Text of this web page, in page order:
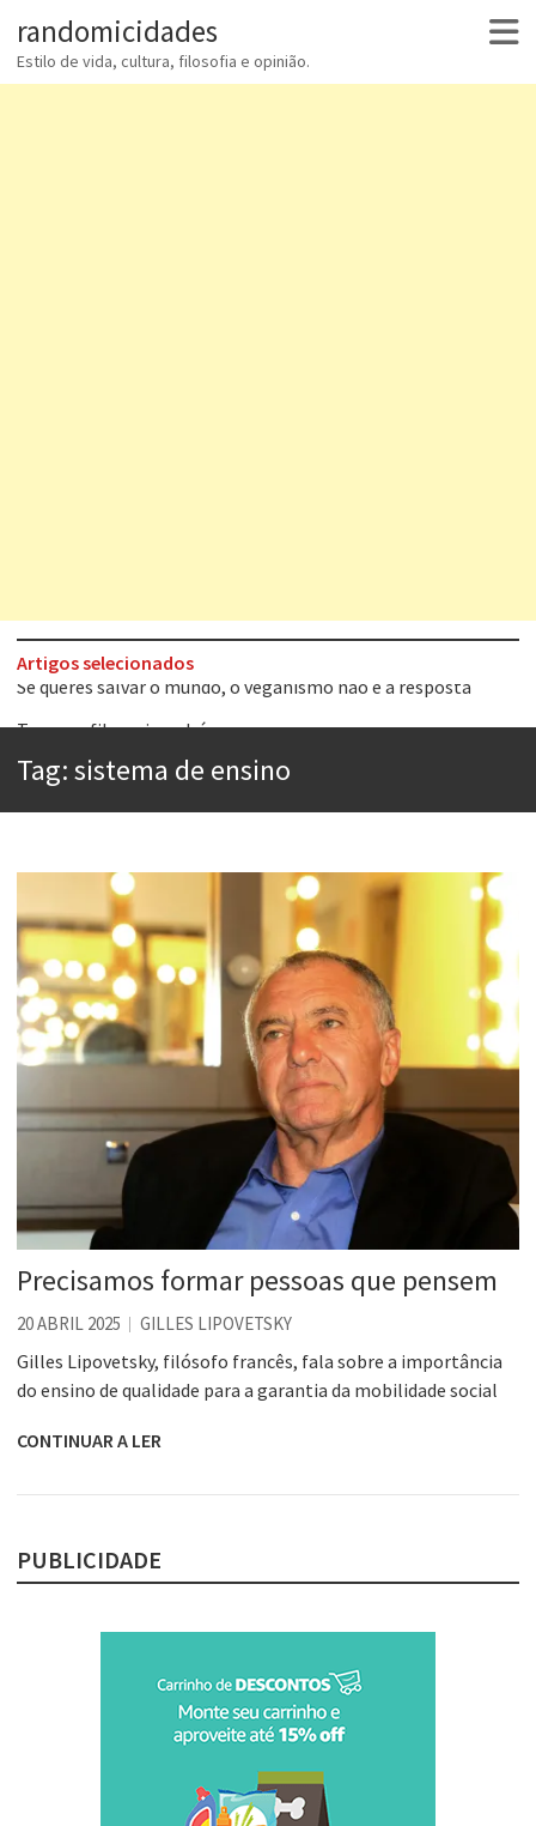
randomicidades
Estilo de vida, cultura, filosofia e opinião.
Artigos selecionados
Aprender a fracassar é o segredo do sucesso
Esse tal de Rock Gaúcho
Os causos de Jorge Luis Borges
Voto obrigatório é correto?
Se queres salvar o mundo, o veganismo não é a resposta
Tag:sistema de ensino
Precisamos formar pessoas que pensem
20 ABRIL 2025 GILLES LIPOVETSKY
Gilles Lipovetsky, filósofo francês, fala sobre a importância
do ensino de qualidade para a garantia da mobilidade social
CONTINUAR A LER
PUBLICIDADE